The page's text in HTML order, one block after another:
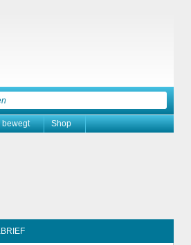
bewegt Shop